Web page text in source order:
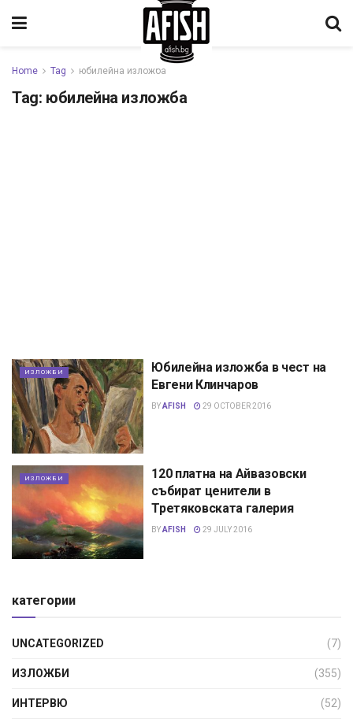
Home Tag юбилейна изложба
Tag: юбилейна изложба
ИЗЛОЖБИ
Юбилейна изложба в чест на
Евгени Клинчаров
BYAFISH 29 OCTOBER 2016
ИЗЛОЖБИ
120 платна на Айвазовски
събират ценители в
Третяковската галерия
BYAFISH 29 JULY 2016
категории
UNCATEGORIZED (7)
ИЗЛОЖБИ (355)
ИНТЕРВЮ (52)